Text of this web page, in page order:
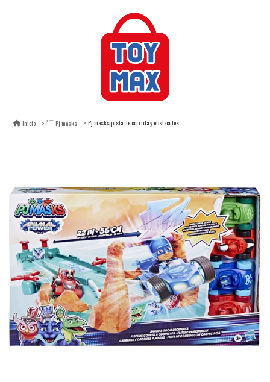
Inicio Pj masks Pj masks pista de corrida y obstaculos